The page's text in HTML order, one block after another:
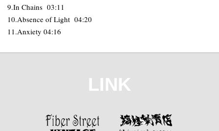
9.In Chains 03:11
10.Absence of Light 04:20
11.Anxiety 04:16
LINK